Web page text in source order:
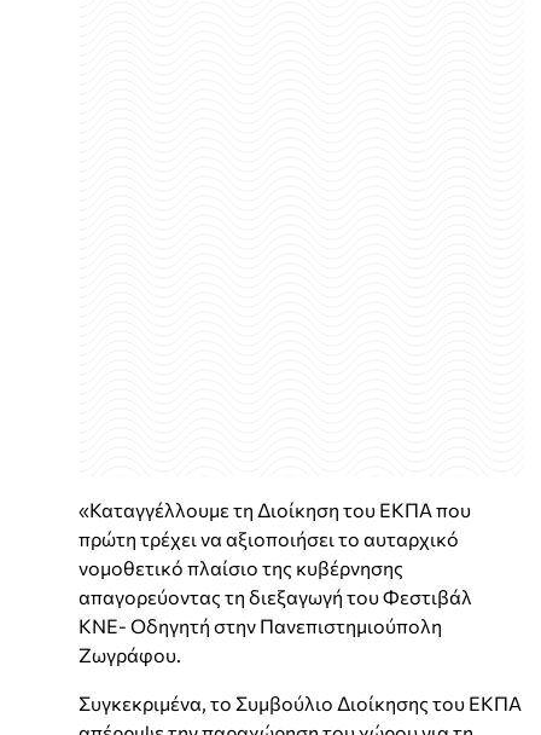
«Καταγγέλλουμε τη Διοίκηση του ΕΚΠΑ που
πρώτη τρέχει να αξιοποιήσει το αυταρχικό
νομοθετικό πλαίσιο της κυβέρνησης
απαγορεύοντας τη διεξαγωγή του Φεστιβάλ
ΚΝΕ- Οδηγητή στην Πανεπιστημιούπολη
Ζωγράφου.
Συγκεκριμένα, το Συμβούλιο Διοίκησης του ΕΚΠΑ